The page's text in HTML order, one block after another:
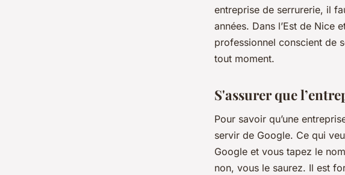
entreprise de serrurerie, il
années. Dans l’Est de Nice
professionnel conscient de
tout moment.
S'assurer que
Pour savoir qu’une
servir de Google. Ce qui
Google et vous tapez le
non, vous le saurez. Il est